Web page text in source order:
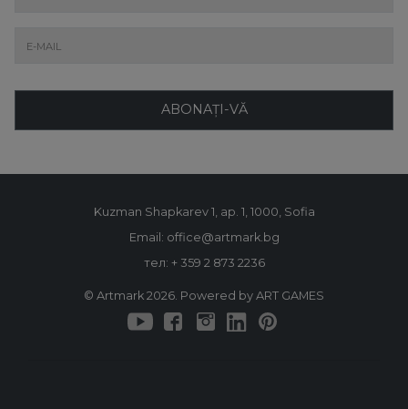
ABONAȚI-VĂ
Kuzman Shapkarev 1, ap. 1, 1000, Sofia
Email: office@artmark.bg
тел: + 359 2 873 2236
© Artmark 2026. Powered by ART GAMES